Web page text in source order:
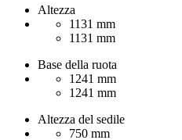
Altezza
1131 mm
1131 mm
Base della ruota
1241 mm
1241 mm
Altezza del sedile
750 mm